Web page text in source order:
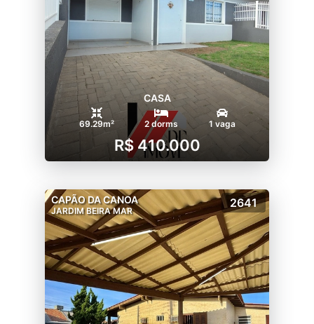
CASA
69.29m² 2 dorms 1 vaga
R$ 410.000
CAPÃO DA CANOA
JARDIM BEIRA MAR
2641